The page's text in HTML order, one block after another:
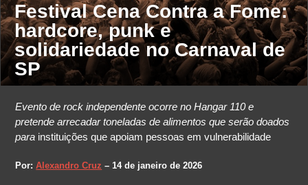
Festival Cena Contra a Fome:
hardcore, punk e
solidariedade no Carnaval de
SP
Evento de rock independente ocorre no Hangar 110 e
pretende arrecadar toneladas de alimentos que serão doados
para instituições que apoiam pessoas em vulnerabilidade
Por:Alexandro Cruz – 14 de janeiro de 2026